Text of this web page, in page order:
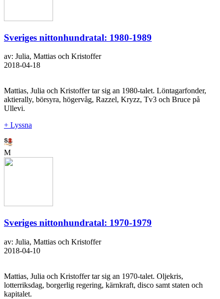
Sveriges nittonhundratal: 1980-1989
av: Julia, Mattias och Kristoffer
2018-04-18
Mattias, Julia och Kristoffer tar sig an 1980-talet. Löntagarfonder,
aktierally, börsyra, högervåg, Razzel, Kryzz, Tv3 och Bruce på
Ullevi.
+ Lyssna
M
Sveriges nittonhundratal: 1970-1979
av: Julia, Mattias och Kristoffer
2018-04-10
Mattias, Julia och Kristoffer tar sig an 1970-talet. Oljekris,
lotterriksdag, borgerlig regering, kärnkraft, disco samt staten och
kapitalet.